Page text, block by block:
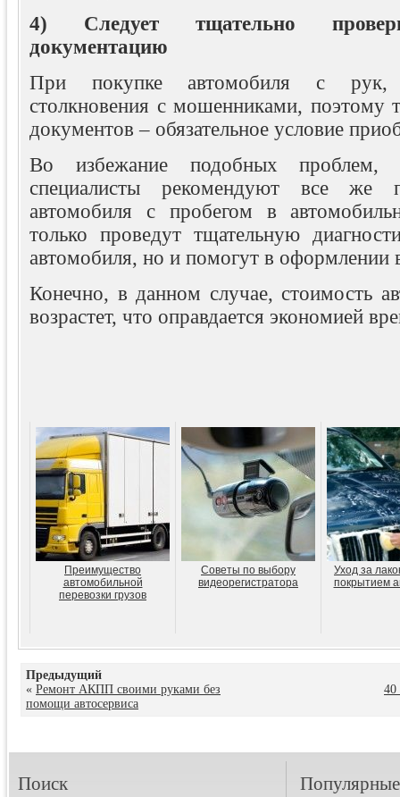
4) Следует тщательно
документацию
При покупке автомобиля с рук,
столкновения с мошенниками, поэтому
документов – обязательное условие
Во избежание подобных проблем,
специалисты рекомендуют все же
автомобиля с пробегом в
только проведут тщательную
автомобиля, но и помогут в оформлении
Конечно, в данном случае, стоимость
возрастет, что оправдается экономией
Преимущество
автомобильной
перевозки грузов
Советы по выбору
видеорегистратора
Уход за
покрытием
Предыдущий
« Ремонт АКПП своими руками без
помощи автосервиса
40
Поиск Популярные